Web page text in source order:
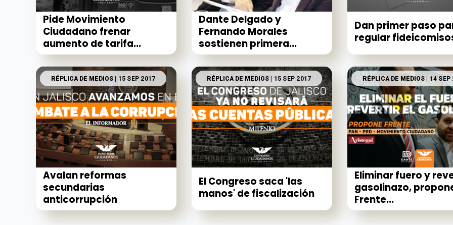
Pide Movimiento
Ciudadano frenar
aumento de tarifa...
Dante Delgado y
Fernando Morales
sostienen primera...
Dan primer paso
regular
RÉPLICA DE MEDIOS | 15 SEP 2017
Avalan reformas
secundarias
anticorrupción
RÉPLICA DE MEDIOS | 15 SEP 2017
El Congreso saca 'las
manos' de fiscalización
RÉPLICA DE MEDIOS | 14
Eliminar fuero y
gasolinazo,
Frente...